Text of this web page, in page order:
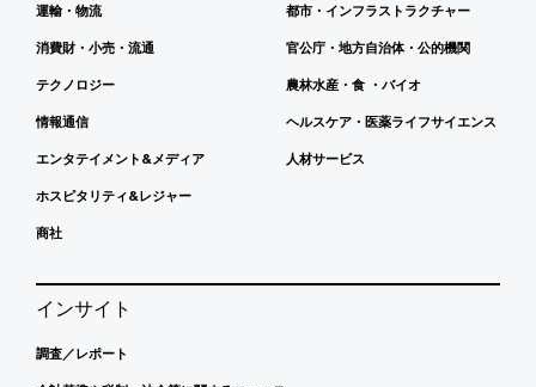
運輸・物流
消費財・小売・流通
テクノロジー
情報通信
エンタテイメント&メディア
ホスピタリティ&レジャー
商社
都市・インフラストラクチャー
官公庁・地方自治体・公的機関
農林水産・食 ・バイオ
ヘルスケア・医薬ライフサイエンス
人材サービス
インサイト
調査／レポート